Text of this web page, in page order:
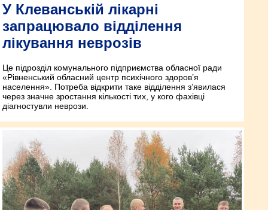
У Клеванській лікарні
запрацювало відділення
лікування неврозів
Це підрозділ комунального підприємства обласної ради
«Рівненський обласний центр психічного здоров’я
населення». Потреба відкрити таке відділення з’явилася
через значне зростання кількості тих, у кого фахівці
діагностувли неврози.